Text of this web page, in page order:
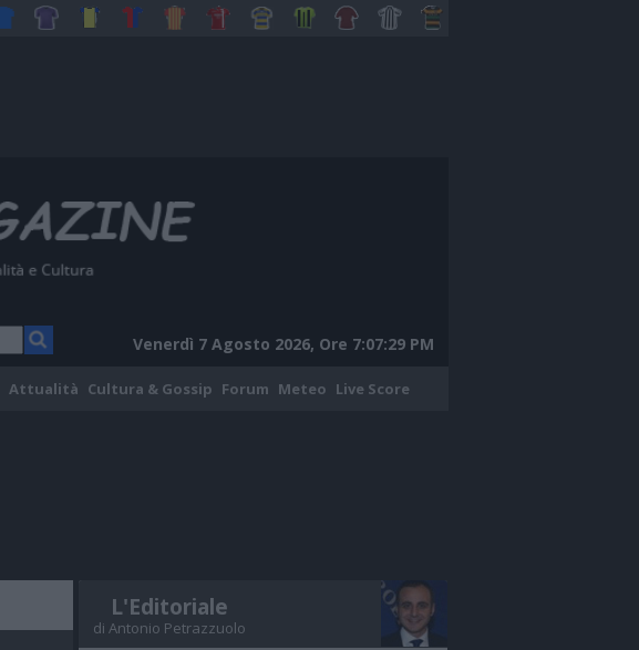
Venerdì 7 Agosto 2026, Ore 7:07:30 PM
Attualità Cultura & Gossip Forum Meteo Live Score
L'Editoriale
di Antonio Petrazzuolo